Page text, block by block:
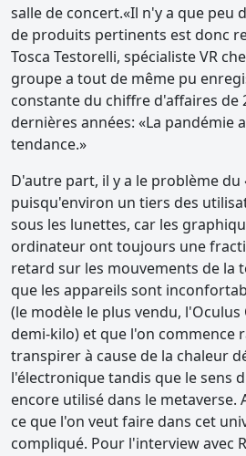
salle de concert.«Il n'y a que peu
de produits pertinents est donc
Tosca Testorelli, spécialiste VR
groupe a tout de même pu
constante du chiffre d'affaires de
dernières années: «La pandémie
tendance.»
D'autre part, il y a le problème
puisqu'environ un tiers des
sous les lunettes, car les
ordinateur ont toujours une
retard sur les mouvements de la
que les appareils sont
(le modèle le plus vendu, l'Oculus
demi-kilo) et que l'on commence
transpirer à cause de la chaleur
l'électronique tandis que le sens
encore utilisé dans le metaverse.
ce que l'on veut faire dans cet
compliqué. Pour l'interview avec